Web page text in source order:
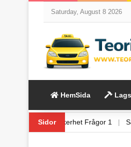
Saturday, August 8 2026
HemSida
Sidor
Frågor 6 | Säkerhet Frågor 1 |